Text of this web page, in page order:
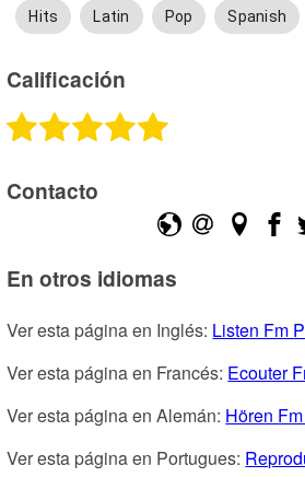
Hits Latin Pop Spanish
Calificación
Contacto
En otros idiomas
Ver esta página en Inglés: Listen Fm
Ver esta página en Francés: Ecouter
Ver esta página en Alemán: Hören
Ver esta página en Portugues: